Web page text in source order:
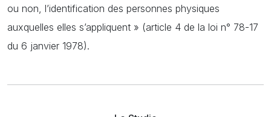
ou non, l’identification des personnes physiques
auxquelles elles s’appliquent » (article 4 de la loi n° 78-17
du 6 janvier 1978).